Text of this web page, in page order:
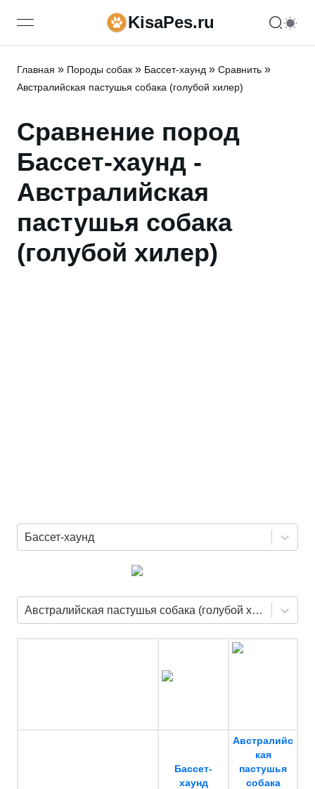
open navigation menuKisaPes.ru
Главная » Породы собак » Бассет-хаунд » Сравнить »
Австралийская пастушья собака (голубой хилер)
Сравнение пород
Бассет-хаунд -
Австралийская
пастушья собака
(голубой хилер)
Бассет-хаунд
Австралийская пастушья собака (голубой хилер)
Бассет-
хаунд
Австралийс
кая
пастушья
собака